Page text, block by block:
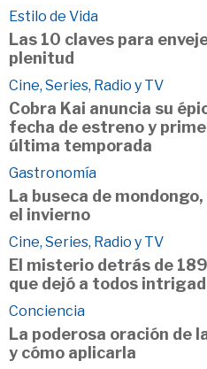
Estilo de Vida
Las 10 claves para
plenitud
Cine, Series, Radio y TV
Cobra Kai anuncia su
fecha de estreno y
última temporada
Gastronomía
La buseca de
el invierno
Cine, Series, Radio y TV
El misterio detrás de
que dejó a todos
Conciencia
La poderosa oración de
y cómo aplicarla